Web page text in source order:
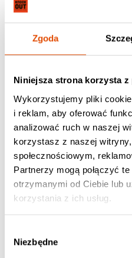
Zgoda
Niniejsza strona korzysta
Wykorzystujemy pliki
i reklam, aby oferować
analizować ruch w naszej
korzystasz z naszej
społecznościowym,
Partnerzy mogą połączyć
otrzymanymi od Ciebie lub
korzystania z ich usług.
zgody
Niezbędne